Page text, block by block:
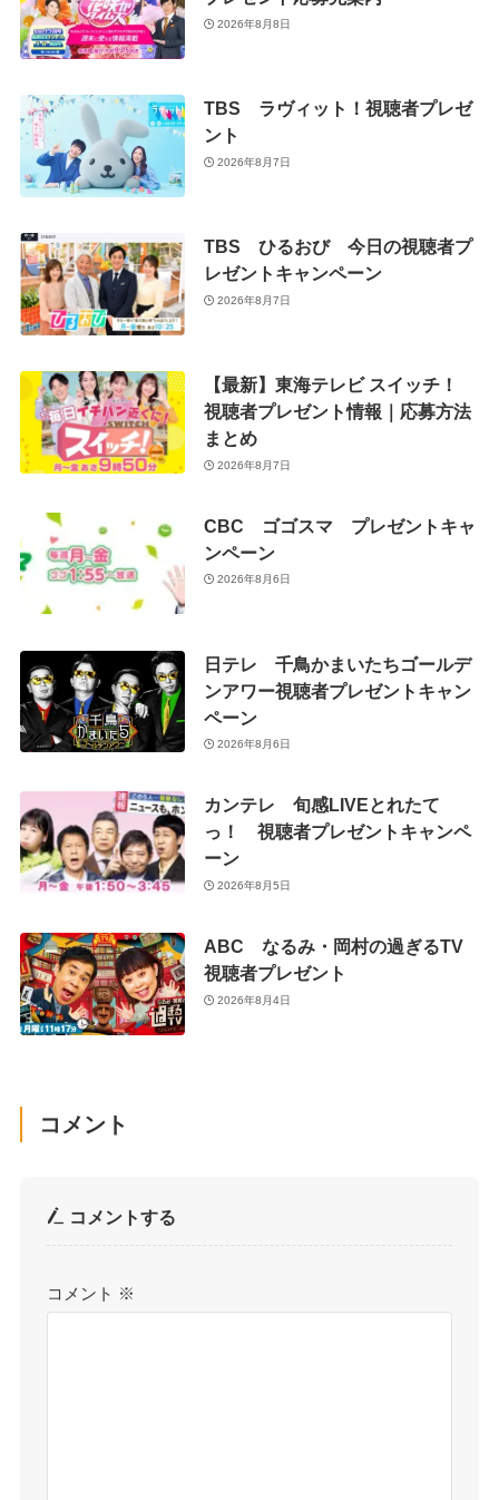
2026年8月8日
TBS ラヴィット！視聴者プレゼ
ント
2026年8月7日
TBS ひるおび 今日の視聴者プ
レゼントキャンペーン
2026年8月7日
【最新】東海テレビ スイッチ！
視聴者プレゼント情報｜応募方法
まとめ
2026年8月7日
CBC ゴゴスマ プレゼントキャ
ンペーン
2026年8月6日
日テレ 千鳥かまいたちゴールデ
ンアワー視聴者プレゼントキャン
ペーン
2026年8月6日
カンテレ 旬感LIVEとれたて
っ！ 視聴者プレゼントキャンペ
ーン
2026年8月5日
ABC なるみ・岡村の過ぎるTV
視聴者プレゼント
2026年8月4日
コメント
コメントする
コメント ※